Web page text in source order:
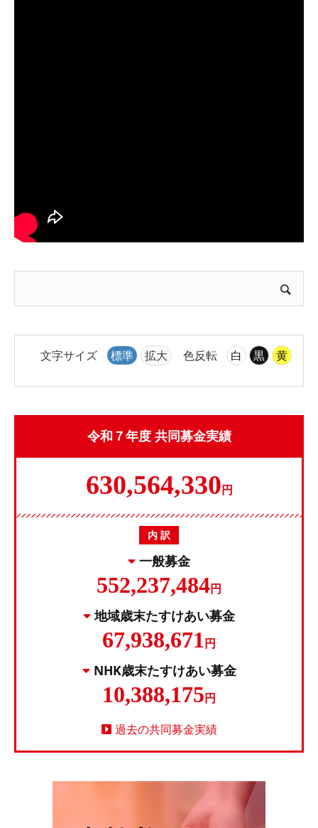
文字サイズ 標準 拡大 色反転 白 黒 黄
令和７年度 共同募金実績
630,564,330 円
内 訳
一般募金
552,237,484円
地域歳末たすけあい募金
67,938,671 円
NHK歳末たすけあい募金
10,388,175 円
過去の共同募金実績